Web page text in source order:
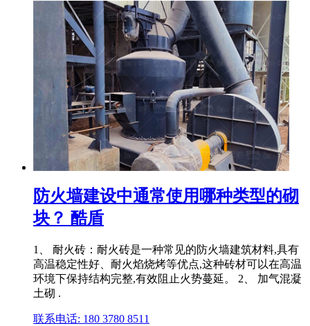
防火墙建设中通常使用哪种类型的砌
块？ 酷盾
1、 耐火砖：耐火砖是一种常见的防火墙建筑材料,具有
高温稳定性好、耐火焰烧烤等优点,这种砖材可以在高温
环境下保持结构完整,有效阻止火势蔓延。 2、 加气混凝
土砌 .
联系电话: 180 3780 8511